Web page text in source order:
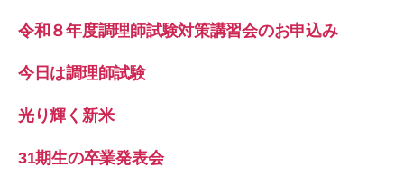
令和８年度調理師試験対策講習会のお申込み
今日は調理師試験
光り輝く新米
31期生の卒業発表会